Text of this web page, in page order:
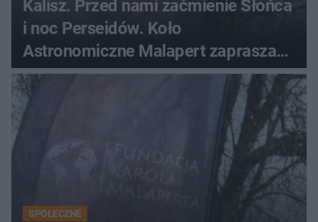
Kalisz. Przed nami zaćmienie Słońca
i noc Perseidów. Koło
Astronomiczne Malapert zaprasza
na wspólne obserwacje
SPOŁECZNE